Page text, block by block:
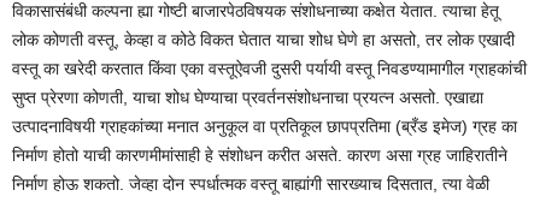
विकासासंबंधी कल्पना ह्या गोष्टी बाजारपेठविषयक संशोधनाच्या कक्षेत येतात. त्याचा हेतू
लोक कोणती वस्तू, केव्हा व कोठे विकत घेतात याचा शोध घेणे हा असतो, तर लोक एखादी
वस्तू का खरेदी करतात किंवा एका वस्तूऐवजी दुसरी पर्यायी वस्तू निवडण्यामागील ग्राहकांची
सुप्त प्रेरणा कोणती, याचा शोध घेण्याचा प्रवर्तनसंशोधनाचा प्रयत्न असतो. एखाद्या
उत्पादनाविषयी ग्राहकांच्या मनात अनुकूल वा प्रतिकूल छापप्रतिमा (ब्रँड इमेज) ग्रह का
निर्माण होतो याची कारणमीमांसाही हे संशोधन करीत असते. कारण असा ग्रह जाहिरातीने
निर्माण होऊ शकतो. जेव्हा दोन स्पर्धात्मक वस्तू बाह्यांगी सारख्याच दिसतात, त्या वेळी